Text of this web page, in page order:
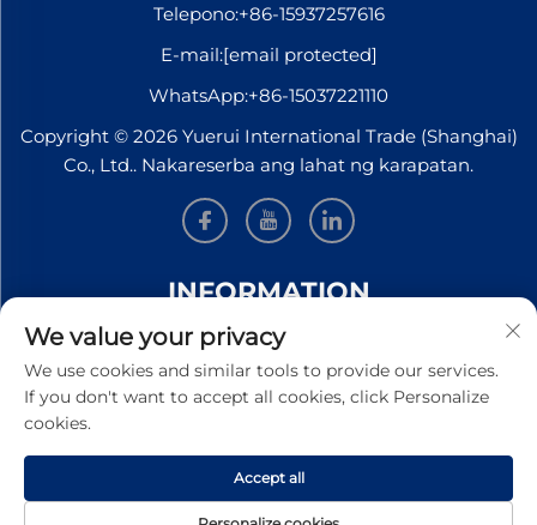
Telepono:+86-15937257616
E-mail:[email protected]
WhatsApp:+86-15037221110
Copyright © 2026 Yuerui International Trade (Shanghai)
Co., Ltd.. Nakareserba ang lahat ng karapatan.
INFORMATION
Mag-sign up upang makatanggap ng aming
lingguhang newsletter
Isumite
We value your privacy
We use cookies and similar tools to provide our services.
If you don't want to accept all cookies, click Personalize
cookies.
Accept all